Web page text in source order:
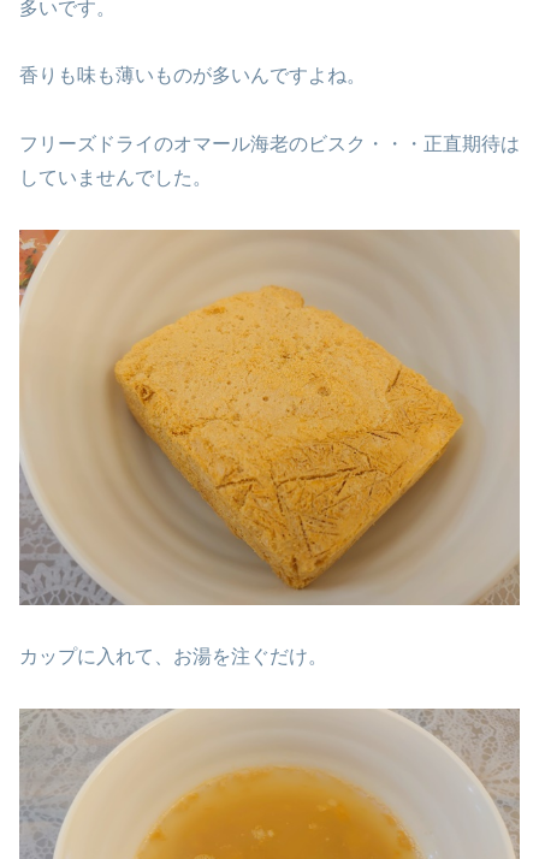
多いです。
香りも味も薄いものが多いんですよね。
フリーズドライのオマール海老のビスク・・・正直期待は
していませんでした。
カップに入れて、お湯を注ぐだけ。